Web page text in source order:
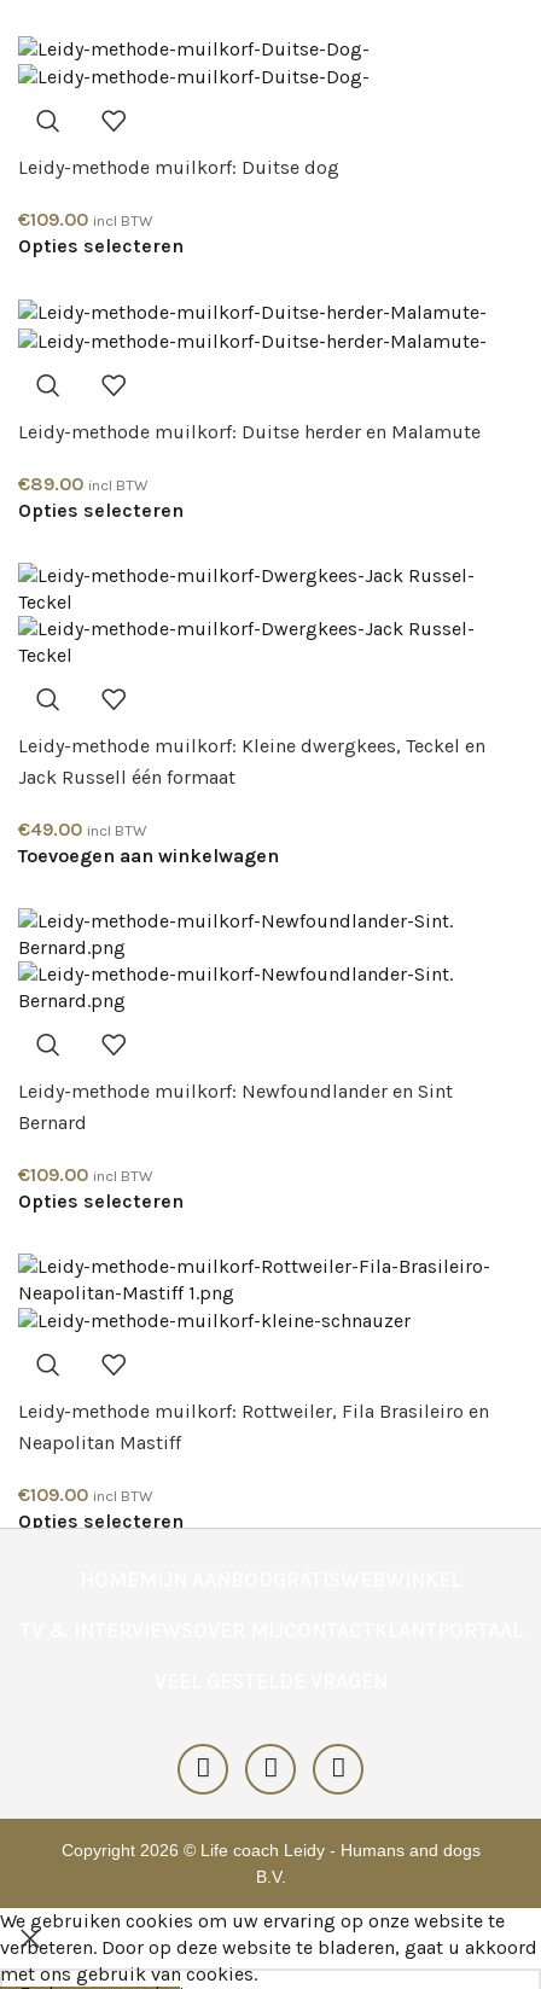
Leidy-methode muilkorf: Duitse dog
€109.00 incl BTW
Opties selecteren
Leidy-methode muilkorf: Duitse herder en Malamute
€89.00 incl BTW
Opties selecteren
Leidy-methode muilkorf: Kleine dwergkees, Teckel en
Jack Russell één formaat
€49.00 incl BTW
Toevoegen aan winkelwagen
Leidy-methode muilkorf: Newfoundlander en Sint
Bernard
€109.00 incl BTW
Opties selecteren
Leidy-methode muilkorf: Rottweiler, Fila Brasileiro en
Neapolitan Mastiff
€109.00 incl BTW
Opties selecteren
Copyright 2026 © Life coach Leidy - Humans and dogs
B.V.
We gebruiken cookies om uw ervaring op onze website te
verbeteren. Door op deze website te bladeren, gaat u akkoord
met ons gebruik van cookies.